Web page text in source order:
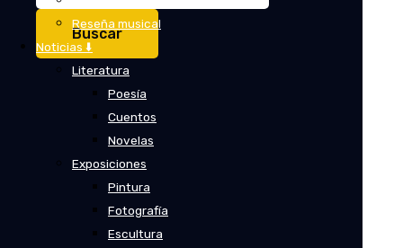
Reseña musical
Noticias ⬇️
Literatura
Poesía
Cuentos
Novelas
Exposiciones
Pintura
Fotografía
Escultura